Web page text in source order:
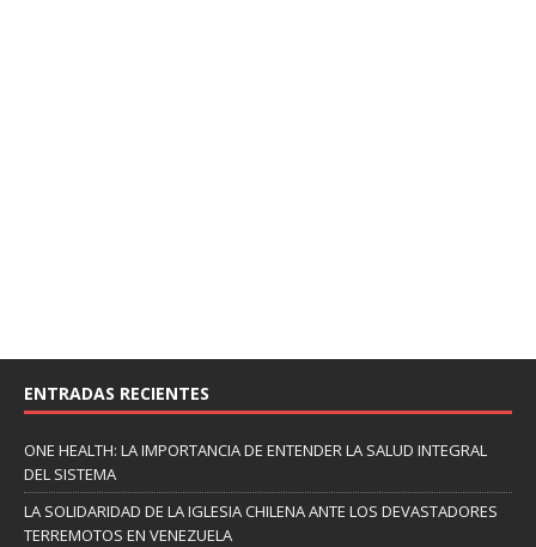
ENTRADAS RECIENTES
ONE HEALTH: LA IMPORTANCIA DE ENTENDER LA SALUD INTEGRAL
DEL SISTEMA
LA SOLIDARIDAD DE LA IGLESIA CHILENA ANTE LOS DEVASTADORES
TERREMOTOS EN VENEZUELA